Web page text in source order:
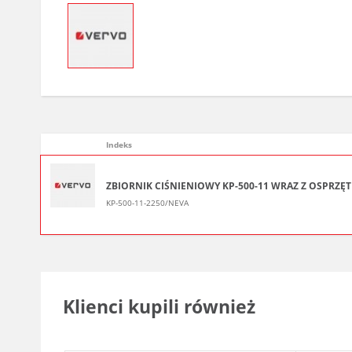
Indeks
ZBIORNIK CIŚNIENIOWY KP-500-11 WRAZ Z
KP-500-11-2250/NEVA
Klienci kupili również